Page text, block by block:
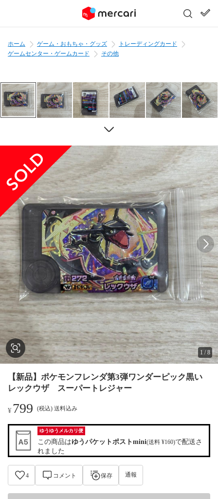
ホーム ゲーム・おもちゃ・グッズ
トレーディングカード
ゲームセンター・ゲームカード
その他
1 /8
【新品】ポケモンフレンダ第3弾ワンダーピック黒い
レックウザ スーパートレジャー
¥799 (税込) 送料込み
ゆうゆうメルカリ便
この商品はゆうパケットポストmini(送料 ¥160)で配送さ
れました
4 コメント 保存 通報